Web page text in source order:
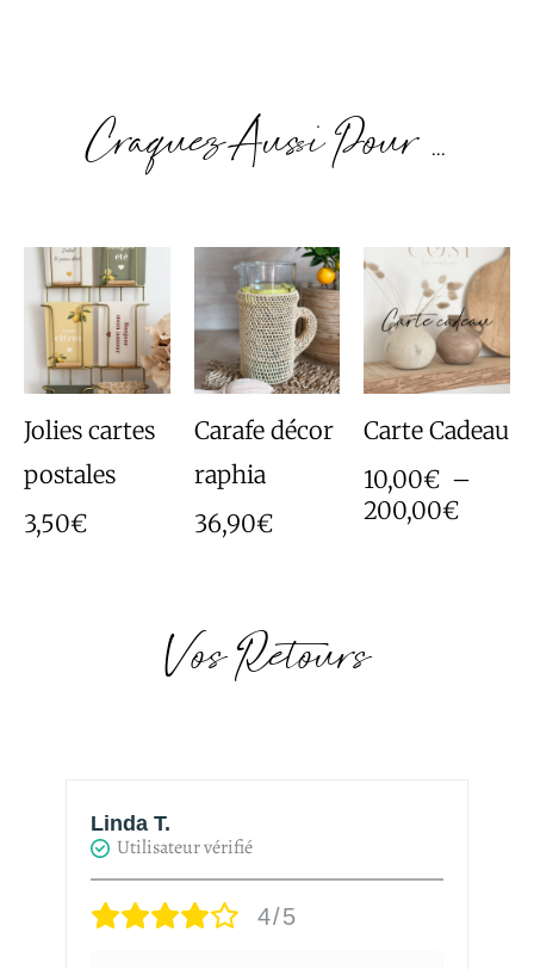
Craquez Aussi Pour ...
Jolies cartes
postales
3,50€
Carafe décor
raphia
36,90€
Carte Cadeau
10,00€ –
200,00€
Plage
de
prix :
10,00€
à
Vos Retours
Linda T.
Utilisateur vérifié
4/5